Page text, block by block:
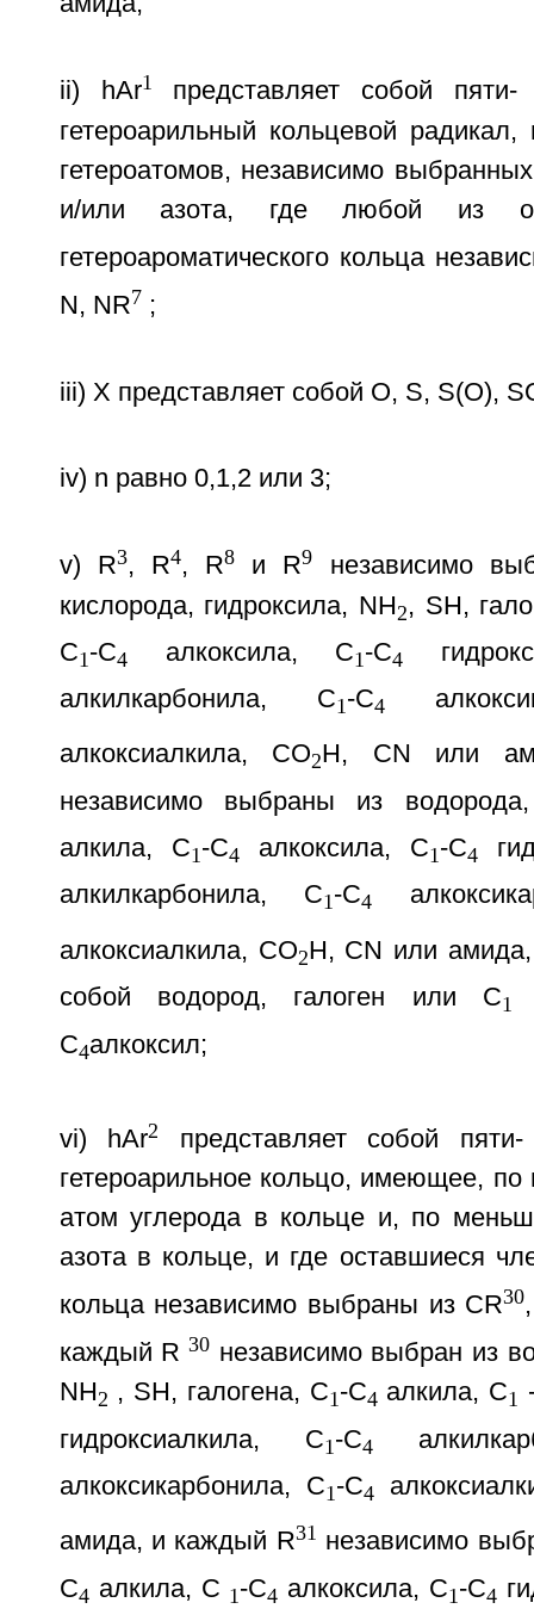
ii) hAr1
представляет собой
гетероарильный кольцевой
гетероатомов, независимо
и/или азота, где любой из
гетероароматического кольца
N, NR7 ;
iii) Х представляет собой О, S, S(O),
iv) n равно 0,1,2 или 3;
v) R3, R4, R8 и R9
независимо
кислорода, гидроксила, NH2, SH,
C1-C4 алкоксила, C1-C4
алкилкарбонила, C1-C4
алкоксиалкила, СО2 Н, CN или
независимо выбраны из
алкила, C1-C4 алкоксила, C1-C4
алкилкарбонила, C1-C4
алкоксиалкила, СО2Н, CN или
собой водород, галоген или С1
С4алкоксил;
vi) hAr2
представляет собой
гетероарильное кольцо, имеющее,
атом углерода в кольце и, по
азота в кольце, и где оставшиеся
кольца независимо выбраны из CR30
каждый R 30независимо выбран из
NH2 , SH, галогена, C1-C4 алкила, C1
гидроксиалкила, C1 -C4
алкоксикарбонила, C1-C4
амида, и каждый R31 независимо
C4 алкила, C 1-C4 алкоксила, C1-C4